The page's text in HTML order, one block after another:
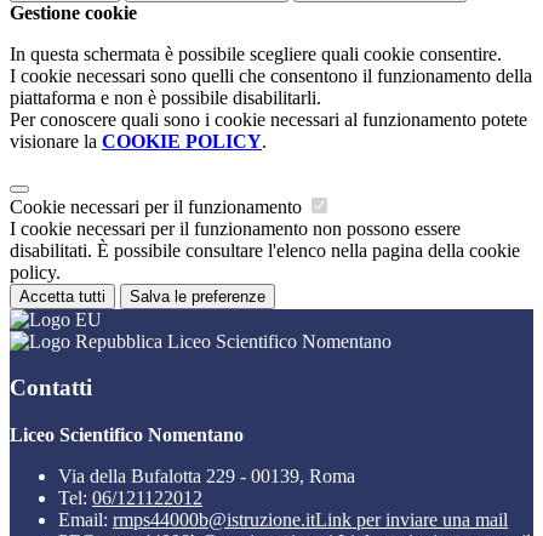
Gestione cookie
In questa schermata è possibile scegliere quali cookie consentire.
I cookie necessari sono quelli che consentono il funzionamento della
piattaforma e non è possibile disabilitarli.
Per conoscere quali sono i cookie necessari al funzionamento potete
visionare la COOKIE POLICY.
Cookie necessari per il funzionamento
I cookie necessari per il funzionamento non possono essere
disabilitati. È possibile consultare l'elenco nella pagina della cookie
policy.
Accetta tutti Salva le preferenze
Liceo Scientifico Nomentano
Contatti
Liceo Scientifico Nomentano
Via della Bufalotta 229 - 00139, Roma
Tel: 06/121122012
Email: rmps44000b@istruzione.itLink per inviare una mail